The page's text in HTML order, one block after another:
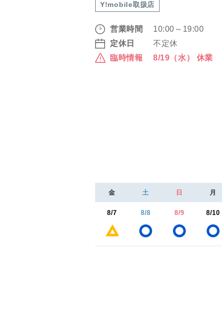
Y!mobile取扱店
営業時間
10:00～19:00
定休日
不定休
臨時情報
8/19（水） 休業
金 土 日 月
8/7 8/8 8/9 8/10